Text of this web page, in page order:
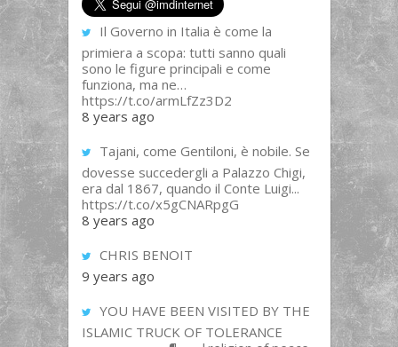
Il Governo in Italia è come la
primiera a scopa: tutti sanno quali
sono le figure principali e come
funziona, ma ne…
https://t.co/armLfZz3D2
8 years ago
Tajani, come Gentiloni, è nobile. Se
dovesse succedergli a Palazzo Chigi,
era dal 1867, quando il Conte Luigi...
https://t.co/x5gCNARpgG
8 years ago
CHRIS BENOIT
9 years ago
YOU HAVE BEEN VISITED BY THE
ISLAMIC TRUCK OF TOLERANCE